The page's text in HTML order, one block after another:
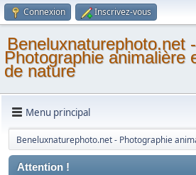
Connexion Inscrivez-vous
Beneluxnaturephoto.net -
Photographie animalière
de nature
Menu principal
Beneluxnaturephoto.net - Photographie
Attention !